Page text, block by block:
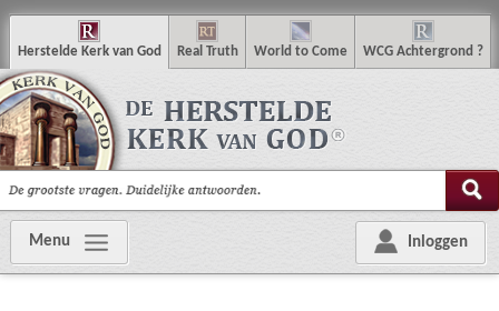
Herstelde Kerk van God Real Truth World to Come WCG Achtergrond ?
Inloggen
Menu